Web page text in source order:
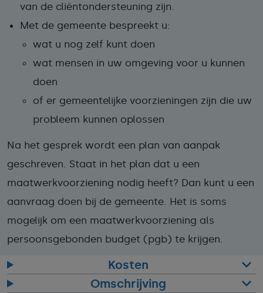
van de cliëntondersteuning zijn.
Met de gemeente bespreekt u:
wat u nog zelf kunt doen
wat mensen in uw omgeving voor u kunnen
doen
of er gemeentelijke voorzieningen zijn die uw
probleem kunnen oplossen
Na het gesprek wordt een plan van aanpak
geschreven. Staat in het plan dat u een
maatwerkvoorziening nodig heeft? Dan kunt u een
aanvraag doen bij de gemeente. Het is soms
mogelijk om een maatwerkvoorziening als
persoonsgebonden budget (pgb) te krijgen.
Kosten
Omschrijving